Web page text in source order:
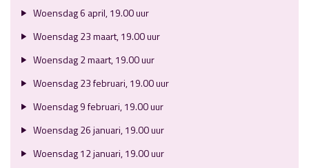
Woensdag 6 april, 19.00 uur
Woensdag 23 maart, 19.00 uur
Woensdag 2 maart, 19.00 uur
Woensdag 23 februari, 19.00 uur
Woensdag 9 februari, 19.00 uur
Woensdag 26 januari, 19.00 uur
Woensdag 12 januari, 19.00 uur